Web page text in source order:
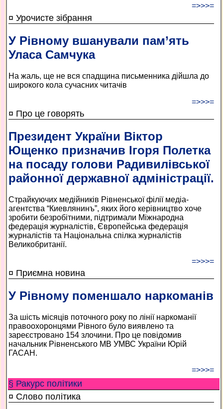
=>>>=
¤ Урочисте зібрання
У Рівному вшанували пам’ять
Уласа Самчука
На жаль, ще не вся спадщина письменника дійшла до
широкого кола сучасних читачів
=>>>=
¤ Про це говорять
Президент України Віктор
Ющенко призначив Ігоря Полетка
на посаду голови Радивилівської
районної державної адміністрації.
Страйкуючих медійників Рівненської філії медіа-
агентства “Киевлянинъ”, яких його керівництво хоче
зробити безробітними, підтримали Міжнародна
федерація журналістів, Європейська федерація
журналістів та Національна спілка журналістів
Великобританії.
=>>>=
¤ Приємна новина
У Рівному поменшало наркоманів
За шість місяців поточного року по лінії наркоманії
правоохоронцями Рівного було виявлено та
зареєстровано 154 злочини. Про це повідомив
начальник Рівненського МВ УМВС України Юрій
ГАСАН.
=>>>=
§ Ракурс політики
¤ Слово політика